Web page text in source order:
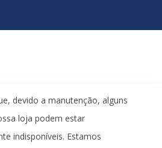
devido a manutenção, alguns
loja podem estar
indisponíveis. Estamos